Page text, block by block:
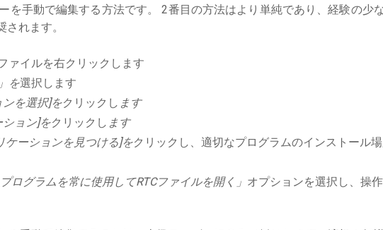
を手動で編集する方法です。 2番目の方法はより単純であり、経験の少
れます。
ァイルを右クリックします
を選択します
を選択]をクリックし ます
ョン]をクリックし ます
ケーションを見つける]をクリックし、適切なプログラムのインストール
プログラムを常に使用してRTCファイルを開く」 オプションを選択し、操